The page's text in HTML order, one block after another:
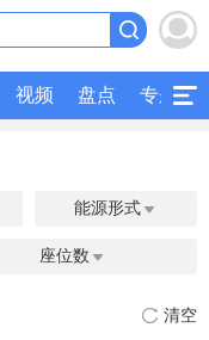
视频 盘点 专题
能源形式 
座位数 
清空